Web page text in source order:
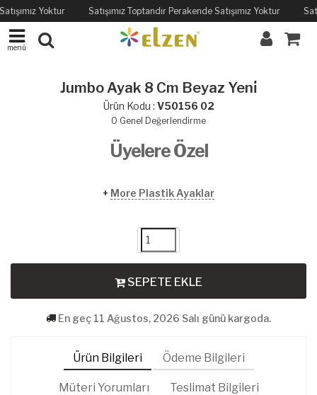
Yoktur Satışımız Toptandır Perakende Satışımız Yoktur
menü
Jumbo Ayak 8 Cm Beyaz Yeni̇
Ürün Kodu : V50156 02
0 Genel Değerlendirme
Üyelere Özel
+ More Plastik Ayaklar
SEPETE EKLE
En geç 11 Ağustos, 2026 Salı günü kargoda.
Ürün Bilgileri Ödeme Bilgileri
Müteri Yorumları Teslimat Bilgileri